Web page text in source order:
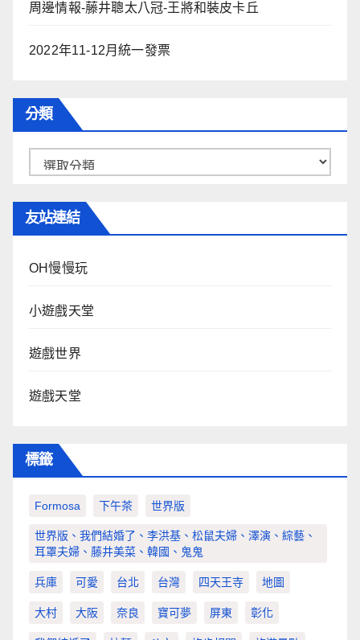
周邊情報-藤井聰太八冠-王將和裝皮卡丘
2022年11-12月統一發票
分類
友站連結
OH慢慢玩
小遊戲天堂
遊戲世界
遊戲天堂
標籤
Formosa 下午茶 世界版
世界版、我們結婚了、李洪基、松鼠夫婦、澤演、綜藝、
耳罩夫婦、藤井美菜、韓國、鬼鬼
兵庫 可愛 台北 台灣 四天王寺 地圖
大村 大阪 奈良 寶可夢 屏東 彰化